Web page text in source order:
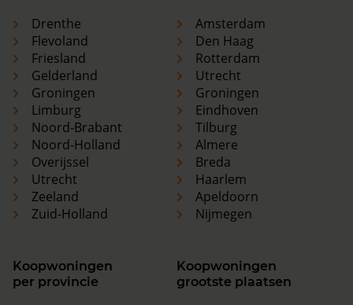
Drenthe
Flevoland
Friesland
Gelderland
Groningen
Limburg
Noord-Brabant
Noord-Holland
Overijssel
Utrecht
Zeeland
Zuid-Holland
Amsterdam
Den Haag
Rotterdam
Utrecht
Groningen
Eindhoven
Tilburg
Almere
Breda
Haarlem
Apeldoorn
Nijmegen
Koopwoningen
per provincie
Koopwoningen
grootste plaatsen